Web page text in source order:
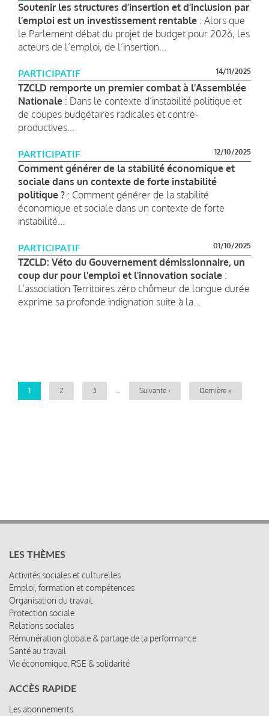
Soutenir les structures d’insertion et d’inclusion par
l’emploi est un investissement rentable : Alors que
le Parlement débat du projet de budget pour 2026, les
acteurs de l’emploi, de l’insertion...
PARTICIPATIF 14/11/2025
TZCLD remporte un premier combat à l'Assemblée
Nationale : Dans le contexte d’instabilité politique et
de coupes budgétaires radicales et contre-
productives...
PARTICIPATIF 12/10/2025
Comment générer de la stabilité économique et
sociale dans un contexte de forte instabilité
politique ? : Comment générer de la stabilité
économique et sociale dans un contexte de forte
instabilité...
PARTICIPATIF 01/10/2025
TZCLD: Véto du Gouvernement démissionnaire, un
coup dur pour l'emploi et l'innovation sociale :
L’association Territoires zéro chômeur de longue durée
exprime sa profonde indignation suite à la...
Page
1 Page
2 Page
3
Page
Suivante ›
Dernière
Dernière »
LES THÈMES
Activités sociales et culturelles
Emploi, formation et compétences
Organisation du travail
Protection sociale
Relations sociales
Rémunération globale & partage de la performance
Santé au travail
Vie économique, RSE & solidarité
ACCÈS RAPIDE
Les abonnements